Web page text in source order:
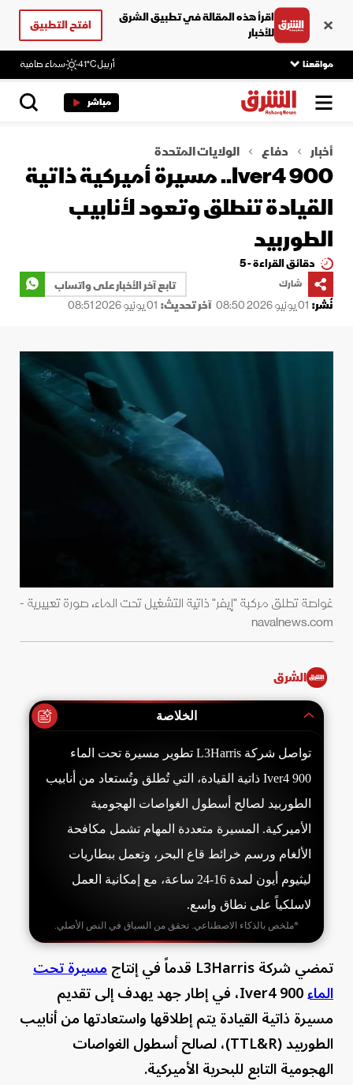
اقرأ هذه المقالة في تطبيق الشرق
للأخبار
افتح التطبيق
مواقعنا أربيل41°C سماء صافية
مباشر
أخبار دفاع الولايات المتحدة
Iver4 900.. مسيرة أميركية ذاتية
القيادة تنطلق وتعود لأنابيب
الطوربيد
دقائق القراءة - 5
شارك
تابع آخر الأخبار على واتساب
نُشر: 01 يونيو 2026 08:50 آخر تحديث: 01 يونيو 2026 08:51
غواصة تطلق مركبة "إيفر" ذاتية التشغيل تحت الماء، صورة تعبيرية -
navalnews.com
الشرق
الخلاصة
تواصل شركة L3Harris تطوير مسيرة تحت الماء
Iver4 900 ذاتية القيادة، التي تُطلق وتُستعاد من أنابيب
الطوربيد لصالح أسطول الغواصات الهجومية
الأميركية. المسيرة متعددة المهام تشمل مكافحة
الألغام ورسم خرائط قاع البحر، وتعمل ببطاريات
ليثيوم أيون لمدة 16-24 ساعة، مع إمكانية العمل
لاسلكياً على نطاق واسع.
*ملخص بالذكاء الاصطناعي. تحقق من السياق في النص الأصلي.
تمضي شركة L3Harris قدماً في إنتاج
مسيرة تحت
الماء
Iver4 900، في إطار جهد يهدف إلى تقديم
مسيرة ذاتية القيادة يتم إطلاقها واستعادتها من أنابيب
الطوربيد (TTL&R)، لصالح أسطول الغواصات
الهجومية التابع للبحرية الأميركية.